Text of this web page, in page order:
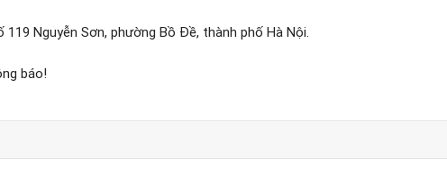
Nguyễn Sơn, phường Bồ Đề, thành phố Hà Nội.
báo!